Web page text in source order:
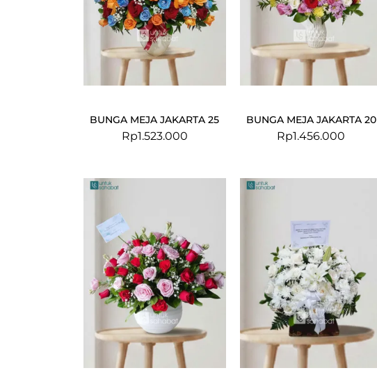
BUNGA MEJA JAKARTA 25
Rp1.523.000
BUNGA MEJA JAKARTA 20
Rp1.456.000